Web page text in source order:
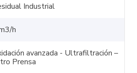
Industrial
h
avanzada - Ultrafiltración –
Prensa